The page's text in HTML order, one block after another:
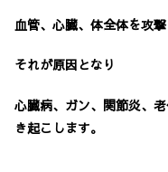
血管、心臓、体全体を攻撃
それが原因となり
心臓病、ガン、関節炎、
き起こします。